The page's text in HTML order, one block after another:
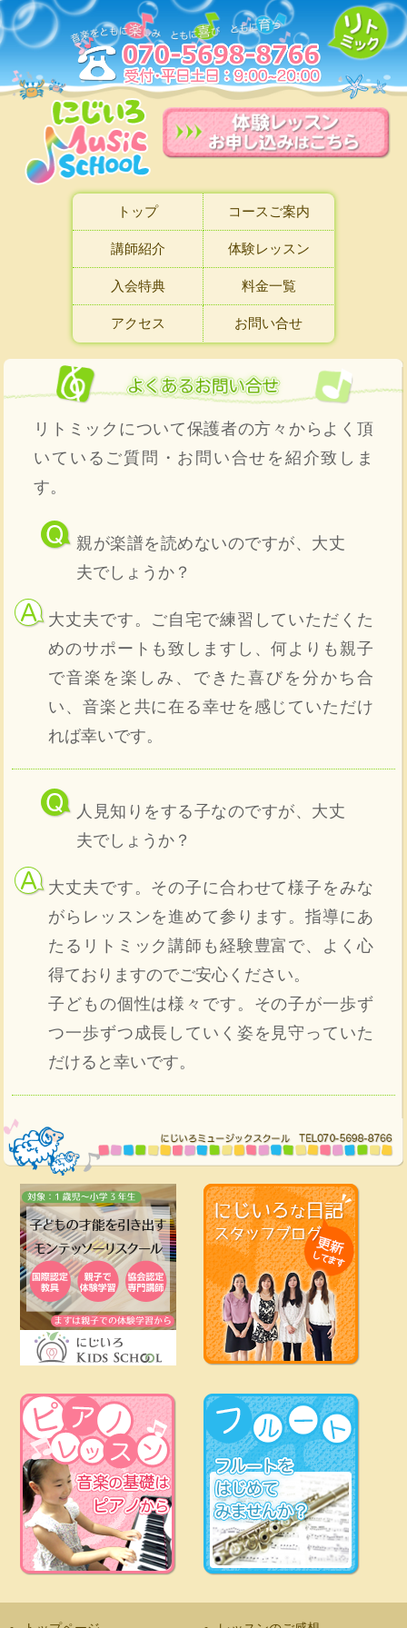
トップ コースご案内
講師紹介 体験レッスン
入会特典 料金一覧
アクセス お問い合せ
リトミックについて保護者の方々からよく頂
いているご質問・お問い合せを紹介致しま
す。
親が楽譜を読めないのですが、大丈
夫でしょうか？
大丈夫です。ご自宅で練習していただくた
めのサポートも致しますし、何よりも親子
で音楽を楽しみ、できた喜びを分かち合
い、音楽と共に在る幸せを感じていただけ
れば幸いです。
人見知りをする子なのですが、大丈
夫でしょうか？
大丈夫です。その子に合わせて様子をみな
がらレッスンを進めて参ります。指導にあ
たるリトミック講師も経験豊富で、よく心
得ておりますのでご安心ください。
子どもの個性は様々です。その子が一歩ず
つ一歩ずつ成長していく姿を見守っていた
だけると幸いです。